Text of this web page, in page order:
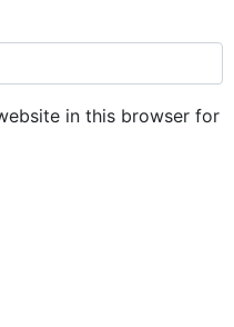
in this browser for